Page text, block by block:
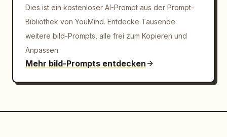
einem raffinierten kommerziellen Poster-
Finish.
Dies ist ein kostenloser AI-Prompt aus der Prompt-
Bibliothek von YouMind. Entdecke Tausende
weitere bild-Prompts, alle frei zum Kopieren und
Anpassen.
Mehr bild-Prompts entdecken